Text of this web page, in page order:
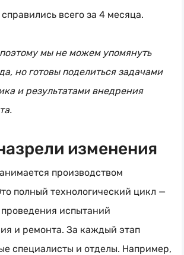
всего за 4 месяца.
мы не можем упомянуть
но готовы поделиться задачами
и результатами внедрения
изменения
производством
полный технологический цикл —
проведения испытаний
и ремонта. За каждый этап
специалисты и отделы. Например,